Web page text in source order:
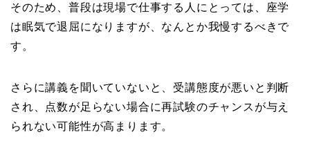
そのため、普段は現場で仕事する人にとっては、座学
は眠気で退屈になりますが、なんとか我慢するべきで
す。
さらに講義を聞いていないと、受講態度が悪いと判断
され、点数が足らない場合に再試験のチャンスが与え
られない可能性が高まります。